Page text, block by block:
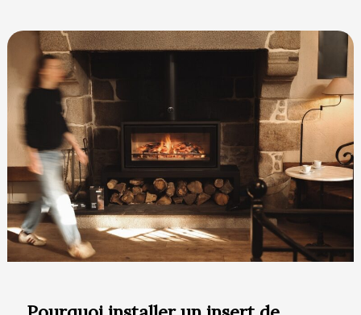
Pourquoi
installer
un
insert
de
cheminée
pour
améliorer
le
confort
thermique